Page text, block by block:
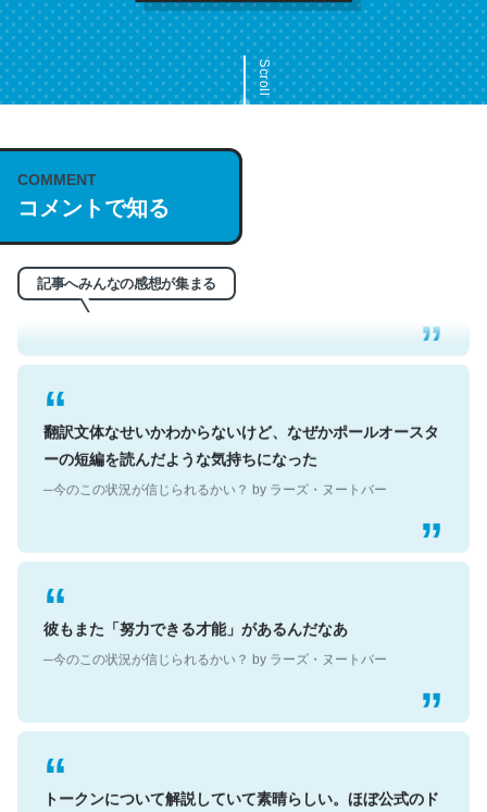
Scroll
COMMENT
コメントで知る
記事へみんなの感想が集まる
これは名文。彼はとてもクレバーなんだろうなと凄く思
う。英語少しでも読める人は原文もお勧め。自分はこの流
─今のこの状況が信じられるかい？ by ラーズ・ヌートバー
翻訳文体なせいかわからないけど、なぜかポールオースタ
ーの短編を読んだような気持ちになった
彼もまた「努力できる才能」があるんだなあ
トークンについて解説していて素晴らしい。ほぼ公式のド